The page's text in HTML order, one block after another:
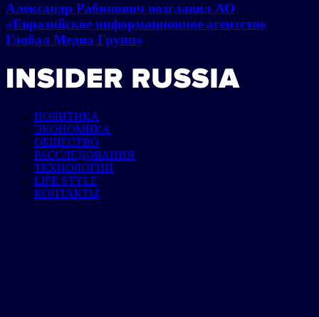
Александр Рабинович возглавил АО
«Евразийское информационное агентство
Глобал Медиа Групп»
ПОЛИТИКА
ЭКОНОМИКА
ОБЩЕСТВО
РАССЛЕДОВАНИЯ
ТЕХНОЛОГИИ
LIFE STYLE
КОНТАКТЫ